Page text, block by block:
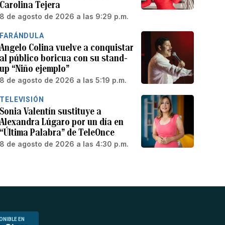
Carolina Tejera
8 de agosto de 2026 a las 9:29 p.m.
FARÁNDULA
Angelo Colina vuelve a conquistar
al público boricua con su stand-
up “Niño ejemplo”
8 de agosto de 2026 a las 5:19 p.m.
TELEVISIÓN
Sonia Valentín sustituye a
Alexandra Lúgaro por un día en
“Última Palabra” de TeleOnce
8 de agosto de 2026 a las 4:30 p.m.
EN